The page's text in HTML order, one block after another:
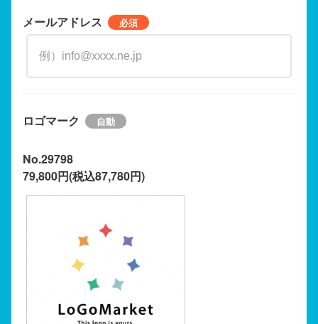
メールアドレス
ロゴマーク
No.29798
79,800円(税込87,780円)